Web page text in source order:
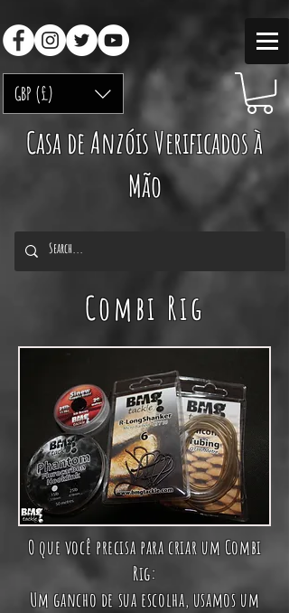
GBP (£)
Casa de Anzóis Verificados à
Mão
Combi Rig
O que você precisa para criar um Combi
Rig:
Um gancho de sua escolha, usamos um